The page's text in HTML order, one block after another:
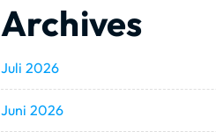
Archives
Juli 2026
Juni 2026